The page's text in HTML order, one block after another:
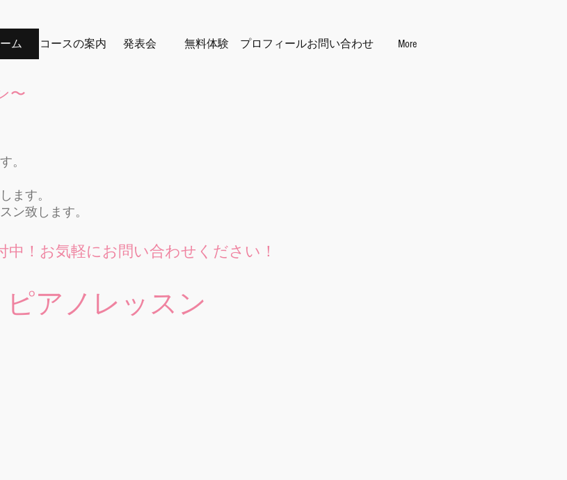
ム コースの案内 発表会 無料体験 プロフィールお問い合わせ More
〜
。
ます。
ン致します。
中！お気軽にお問い合わせください！
アノレッスン